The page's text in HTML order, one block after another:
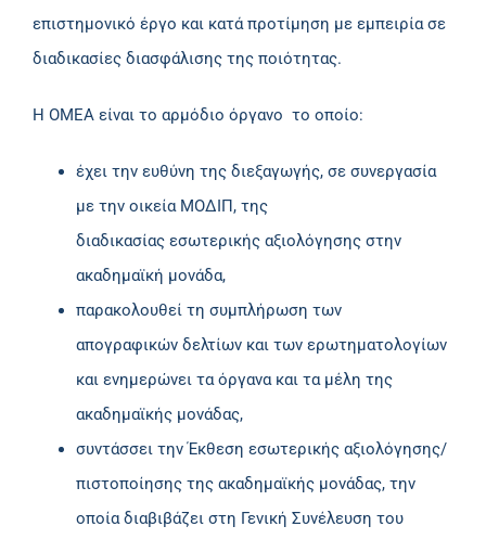
επιστημονικό έργο και κατά προτίμηση με εμπειρία σε
διαδικασίες διασφάλισης της ποιότητας.
Η ΟΜΕΑ είναι το αρμόδιο όργανο το οποίο:
έχει την ευθύνη της διεξαγωγής, σε συνεργασία
με την οικεία ΜΟΔΙΠ, της
διαδικασίας εσωτερικής αξιολόγησης στην
ακαδημαϊκή μονάδα,
παρακολουθεί τη συμπλήρωση των
απογραφικών δελτίων και των ερωτηματολογίων
και ενημερώνει τα όργανα και τα μέλη της
ακαδημαϊκής μονάδας,
συντάσσει την Έκθεση εσωτερικής αξιολόγησης/
πιστοποίησης της ακαδημαϊκής μονάδας, την
οποία διαβιβάζει στη Γενική Συνέλευση του